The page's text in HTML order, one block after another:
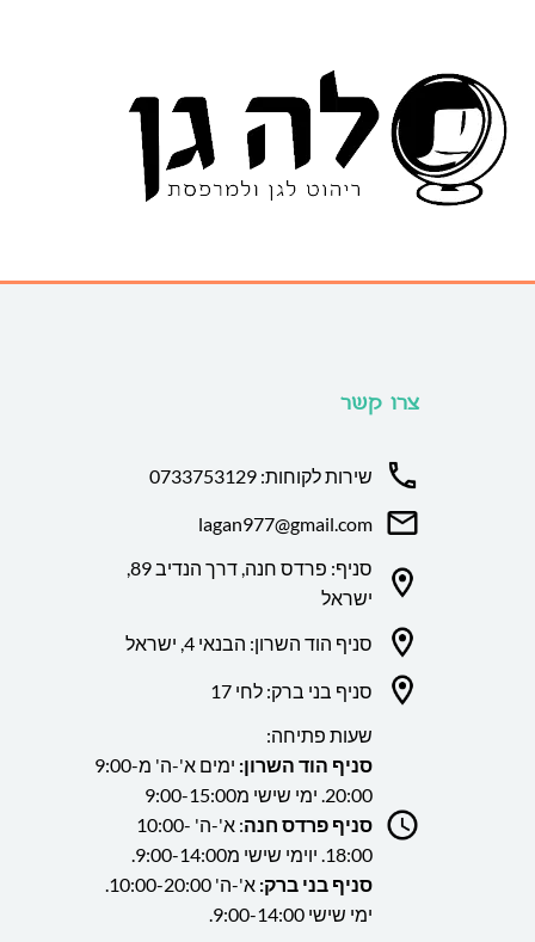
צרו קשר
שירות לקוחות: 0733753129
lagan977@gmail.com
סניף: פרדס חנה, דרך הנדיב 89,
ישראל
סניף הוד השרון: הבנאי 4, ישראל
סניף בני ברק: לחי 17
שעות פתיחה:
סניף הוד השרון:
ימים א'-ה' מ9:00-
20:00. ימי שישי מ9:00-15:00
סניף פרדס חנה
: א'-ה' 10:00-
18:00. יוימי שישי מ9:00-14:00.
סניף בני ברק:
א'-ה' 10:00-20:00.
ימי שישי 9:00-14:00.